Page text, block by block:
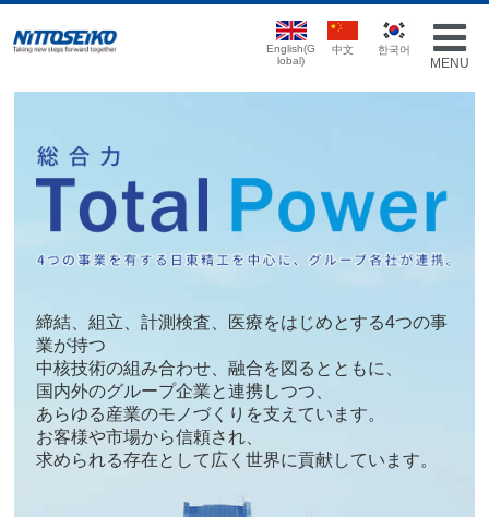
MENU
English(G
lobal)
中文 한국어
締結、組立、計測検査、医療をはじめとする4つの事
業が持つ
中核技術の組み合わせ、融合を図るとともに、
国内外のグループ企業と連携しつつ、
あらゆる産業のモノづくりを支えています。
お客様や市場から信頼され、
求められる存在として広く世界に貢献しています。